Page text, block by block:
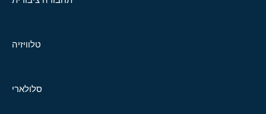
טלוויזיה
סלולארי